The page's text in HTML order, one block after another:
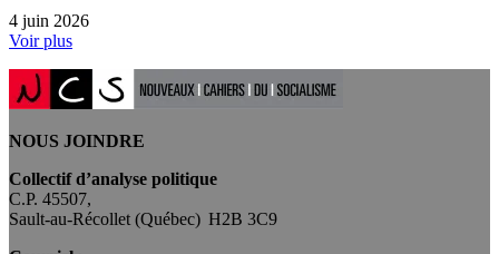
4 juin 2026
Voir plus
NOUS JOINDRE
Collectif d’analyse politique
C.P. 45507,
Sault-au-Récollet (Québec) H2B 3C9